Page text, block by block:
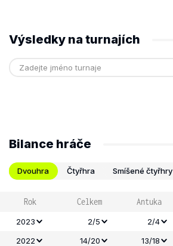
Výsledky na turnajích
Bilance hráče
Dvouhra Čtyřhra Smíšené čtyřhry
Rok Celkem Antuka
2023 2/5 2/4
2022
14/20 13/18